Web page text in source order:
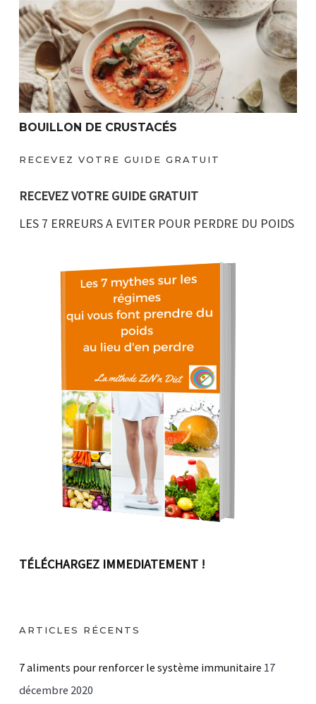
BOUILLON DE CRUSTACÉS
BOUILLON DE CRUSTACÉS
RECEVEZ VOTRE GUIDE GRATUIT
RECEVEZ VOTRE GUIDE GRATUIT
LES 7 ERREURS A EVITER POUR PERDRE DU POIDS
TÉLÉCHARGEZ IMMEDIATEMENT !
ARTICLES RÉCENTS
7 aliments pour renforcer le système immunitaire 17
décembre 2020